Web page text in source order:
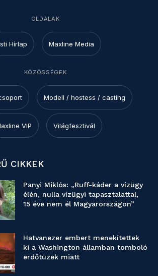
OLDALAK
Hírlap Maxline Media
KÖZÖSSÉGEK
Modell / hostess / casting
VIP Világfesztivál
CIKKEK
Panyi Miklós: „Ruff-káder a vízügy
élén, nulla vízügyi tapasztalattal,
15 éve nem él Magyarországon”
Hatvanezer embert menekítettek
ki a Washington államban tomboló
erdőtüzek miatt